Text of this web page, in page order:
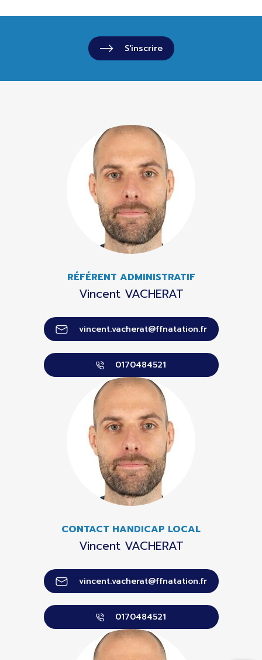
S'inscrire
RÉFÉRENT ADMINISTRATIF
Vincent VACHERAT
vincent.vacherat@ffnatation.fr
0170484521
CONTACT HANDICAP LOCAL
Vincent VACHERAT
vincent.vacherat@ffnatation.fr
0170484521